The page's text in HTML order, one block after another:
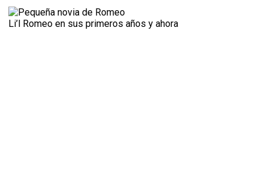
Li’l Romeo en sus primeros años y ahora